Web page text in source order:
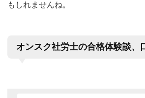
もしれませんね。
オンスク社労士の合格体験談、